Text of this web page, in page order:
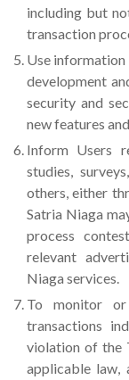
including but
transaction
Use information
development
security and
new features
Inform Users
studies,
others, either
Satria Niaga
process
relevant
Niaga services.
To monitor or
transactions
violation of the
applicable law,